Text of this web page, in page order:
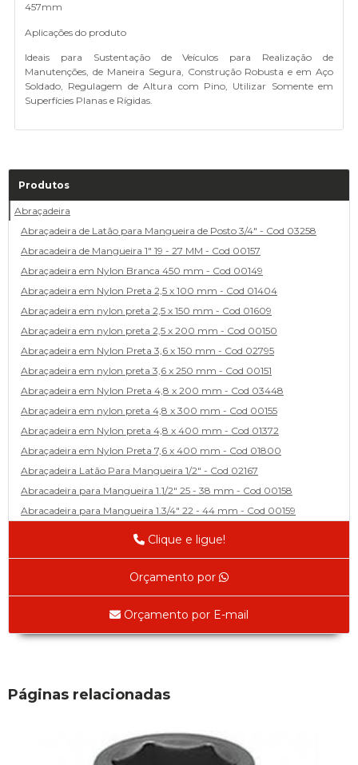
457mm
Aplicações do produto
Ideais para Sustentação de Veículos para Realização de
Manutenções, de Maneira Segura, Construção Robusta e em Aço
Soldado, Regulagem de Altura com Pino, Utilizar Somente em
Superfícies Planas e Rígidas.
Produtos
Abraçadeira
Abraçadeira de Latão para Mangueira de Posto 3/4" - Cod 03258
Abracadeira de Mangueira 1" 19 - 27 MM - Cod 00157
Abraçadeira em Nylon Branca 450 mm - Cod 00149
Abraçadeira em Nylon Preta 2,5 x 100 mm - Cod 01404
Abraçadeira em nylon preta 2,5 x 150 mm - Cod 01609
Abraçadeira em nylon preta 2,5 x 200 mm - Cod 00150
Abraçadeira em Nylon Preta 3,6 x 150 mm - Cod 02795
Abraçadeira em nylon preta 3,6 x 250 mm - Cod 00151
Abraçadeira em Nylon Preta 4,8 x 200 mm - Cod 03448
Abraçadeira em nylon preta 4,8 x 300 mm - Cod 00155
Abraçadeira em Nylon preta 4,8 x 400 mm - Cod 01372
Abraçadeira em Nylon Preta 7,6 x 400 mm - Cod 01800
Abraçadeira Latão Para Mangueira 1/2" - Cod 02167
Abracadeira para Mangueira 1.1/2" 25 - 38 mm - Cod 00158
Abracadeira para Mangueira 1.3/4" 22 - 44 mm - Cod 00159
Abracadeira para Mangueira 1/2' 14 - 22 - Cod 02585
Abracadeira para Mangueira 2" 44 - 57 - Cod 02471
Abracadeira para Mangueira 3' 70 - 89 - Cod 02588
Abracadeira para Mangueira 3/8" 13 - 19 - Cod 02169
Adaptador
Adaptador para Válvula Jumbo 1451B - Cod 02436
Chave da Bucha Excentrica de Cambagem Ford (Cód. 01625)
Clique e ligue!
Orçamento por
Orçamento por E-mail
Páginas relacionadas